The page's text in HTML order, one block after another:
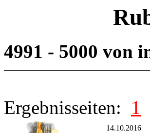
4991 - 5000 von
Ergebnisseiten: 1
14.10.2016